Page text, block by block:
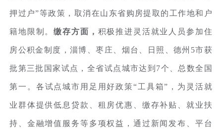
押过户”等政策，取消在山东省购房提取的工作地和户
籍地限制。缴存方面， 积极推进灵活就业人员参加住
房公积金制度，淄博、枣庄、烟台、日照、德州5市获
批第三批国家试点，全省试点城市达到7个、总数全国
第一。各试点城市用足用好政策“工具箱”，为灵活就
业群体提供低息贷款、租房优惠、缴存补贴、就业扶
持、金融增值服务等多项权益，通过新闻发布、平台